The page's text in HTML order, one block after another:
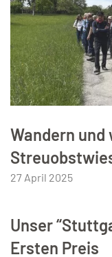
Wandern
27 April 2025
Unser
Ersten Preis